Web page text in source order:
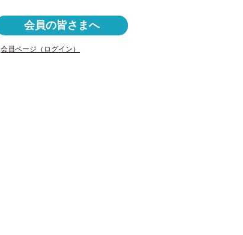
c
e
tt
er
er
n
会員の皆さまへ
会員ページ（ログイン）